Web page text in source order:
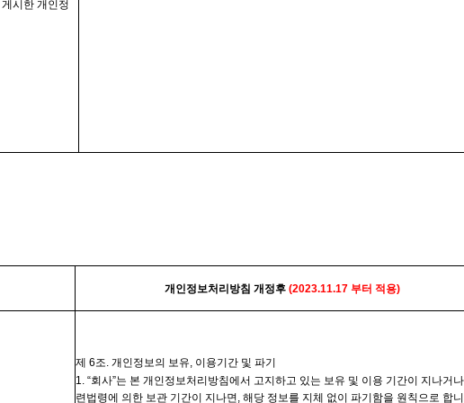
게시한 개인정
개인정보처리방침 개정후 (2023.11.17 부터 적용)
제 6조. 개인정보의 보유, 이용기간 및 파기
1. “회사”는 본 개인정보처리방침에서 고지하고 있는 보유 및 이용 기간이 지나거나
련법령에 의한 보관 기간이 지나면 해당 정보를 지체 없이 파기함을 원칙으로 합